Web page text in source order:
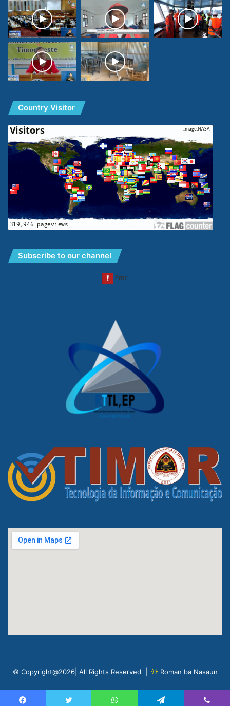
Country Visitor
Subscribe to our channel
© Copyright@2026| All Rights Reserved | Roman ba Nasaun